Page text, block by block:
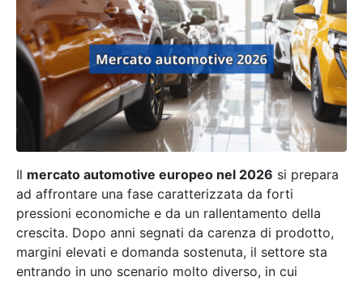
Il mercato automotive europeo nel 2026 si prepara
ad affrontare una fase caratterizzata da forti
pressioni economiche e da un rallentamento della
crescita. Dopo anni segnati da carenza di prodotto,
margini elevati e domanda sostenuta, il settore sta
entrando in uno scenario molto diverso, in cui